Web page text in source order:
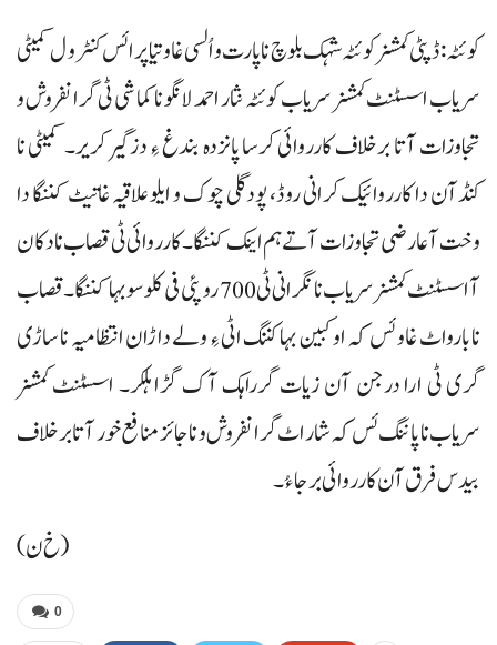
کوئٹہ : ڈپٹی کمشنر کوئٹہ شہک بلوچ نا پارت و اُلسی غاو تیا پرائس کنٹرو ل کمیٹی
سریاب اسسٹنٹ کمشنر سریاب کوئٹہ نثار احمد لانگو نا کماشی ٹی گرانفروش و
تجاوزات آتا برخلاف کارروائی کرسا پانزدہ بندغ ءِ دزگیر کریر۔ کمیٹی نا
کنڈآن دا کارروائیک کرانی روڈ، پودگلی چوک و ایلو علاقیہ غاتیٹ کننگا دا
وخت آ عارضی تجاوزات آتے ہم اینک کننگا۔ کارروائی ٹی قصاب نا دکان
آ اسسٹنٹ کمشنر سریاب نا نگرانی ٹی 700 روپئی فی کلو سو بہا کننگا۔ قصاب
نا بارواٹ غاو ئس کہ او کبین بہا کننگ اٹی ءِ ولے داڑان انتظامیہ نا ساڑی
گری ٹی ارا درجن آن زیات گرراہک آک گڑا ہلکر۔ اسسٹنٹ کمشنر
سریاب نا پاننگ ئس کہ شار اٹ گرانفروش و ناجائز منافع خور آتا برخلاف
بیدس فرق آن کارروائی برجا ءُ۔
(خ ن)
0